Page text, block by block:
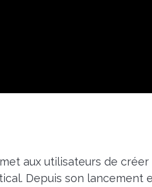
aux utilisateurs de créer
Depuis son lancement